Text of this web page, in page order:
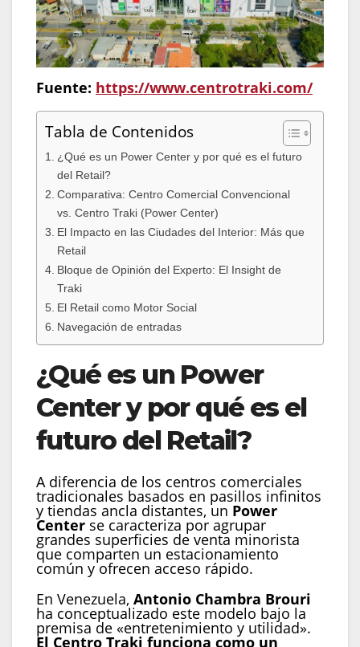
Fuente: https://www.centrotraki.com/
Tabla de Contenidos
¿Qué es un Power Center y por qué es el futuro
del Retail?
Comparativa: Centro Comercial Convencional
vs. Centro Traki (Power Center)
El Impacto en las Ciudades del Interior: Más que
Retail
Bloque de Opinión del Experto: El Insight de
Traki
El Retail como Motor Social
Navegación de entradas
¿Qué es un Power
Center y por qué es el
futuro del Retail?
A diferencia de los centros comerciales
tradicionales basados en pasillos infinitos
y tiendas ancla distantes, un Power
Center se caracteriza por agrupar
grandes superficies de venta minorista
que comparten un estacionamiento
común y ofrecen acceso rápido.
En Venezuela, Antonio Chambra Brouri
ha conceptualizado este modelo bajo la
premisa de «entretenimiento y utilidad».
El Centro Traki funciona como un